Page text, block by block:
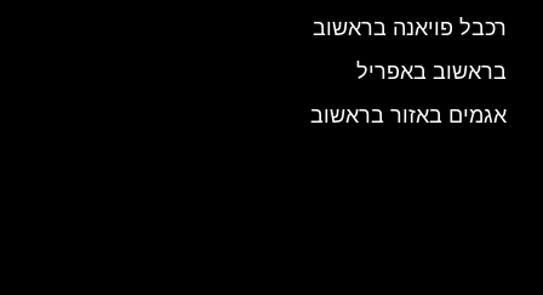
רכבל פויאנה בראשוב
בראשוב באפריל
אגמים באזור בראשוב